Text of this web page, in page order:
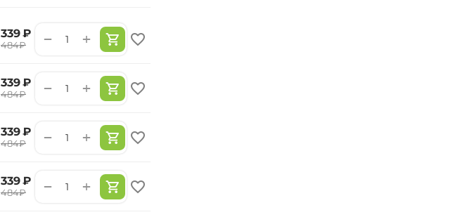
‍339‍ ₽
‍484‍₽ +
−
‍339‍ ₽
‍484‍₽ +
−
‍339‍ ₽
‍484‍₽ +
−
‍339‍ ₽
‍484‍₽ +
−